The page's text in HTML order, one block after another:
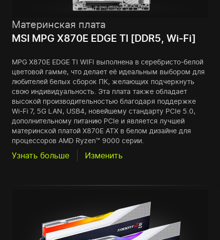
Материнская плата
MSI MPG X870E EDGE TI [DDR5, Wi-Fi]
MPG X870E EDGE TI WIFI выполнена в серебристо-белой
цветовой гамме, что делает её идеальным выбором для
любителей белых сборок ПК, желающих подчеркнуть
свою индивидуальность. Эта плата также обладает
высокой производительностью благодаря поддержке
Wi-Fi 7, 5G LAN, USB4, новейшему стандарту PCIe 5.0,
дополнительному питанию PCIe и является лучшей
материнской платой X870E ATX в белом дизайне для
процессоров AMD Ryzen™ 9000 серии.
Узнать больше Изменить